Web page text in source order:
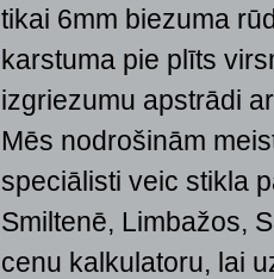
tikai 6mm biezuma
karstuma pie plīts
izgriezumu apstrādi
Mēs nodrošinām
speciālisti veic stikla
Smiltenē, Limbažos,
cenu kalkulatoru, lai